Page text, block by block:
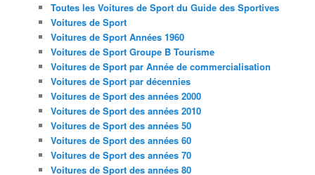
Toutes les Voitures de Sport du Guide des Sportives
Voitures de Sport
Voitures de Sport Années 1960
Voitures de Sport Groupe B Tourisme
Voitures de Sport par Année de commercialisation
Voitures de Sport par décennies
Voitures de Sport des années 2000
Voitures de Sport des années 2010
Voitures de Sport des années 50
Voitures de Sport des années 60
Voitures de Sport des années 70
Voitures de Sport des années 80